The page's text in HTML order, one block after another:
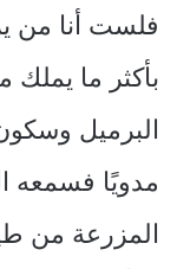
فلست أنا من
بأكثر ما
البرميل
مدويًا فسمعه
المزرعة من